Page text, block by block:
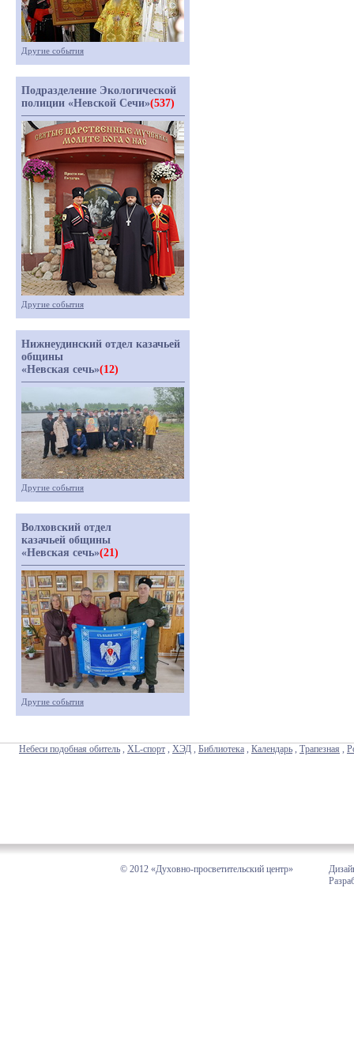
Другие события
Подразделение Экологической
полиции «Невской Сечи»(537)
Другие события
Нижнеудинский отдел казачьей
общины
«Невская сечь»(12)
Другие события
Волховский отдел
казачьей общины
«Невская сечь»(21)
Другие события
Небеси подобная обитель , XL-спорт , ХЭД , Библиотека , Календарь , Трапезная ,
© 2012 «Духовно-просветительский центр»